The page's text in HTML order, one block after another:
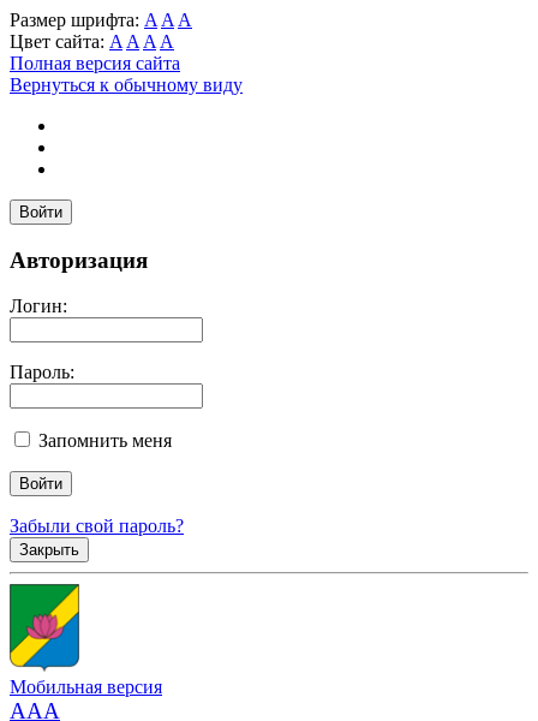
Размер шрифта: A A A
Цвет сайта: A A A A
Полная версия сайта
Вернуться к обычному виду
Войти
Авторизация
Логин:
Пароль:
Запомнить меня
Забыли свой пароль?
Закрыть
Мобильная версия
AAA